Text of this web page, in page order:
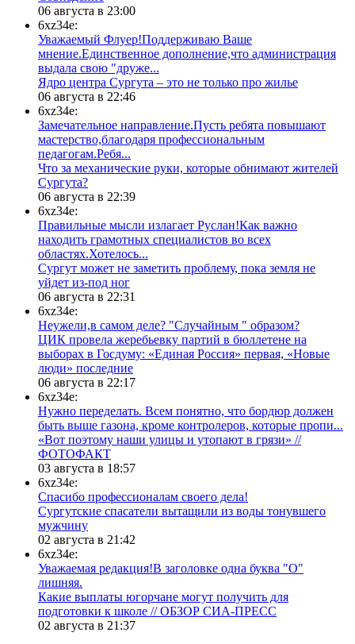
06 августа в 23:00
6xz34e:
Уважаемый Флуер!Поддерживаю Ваше
мнение.Единственное дополнение,что администрация
выдала свою "друже...
​Ядро центра Сургута ‒ это не только про жилье
06 августа в 22:46
6xz34e:
Замечательное направление.Пусть ребята повышают
мастерство,благодаря профессиональным
педагогам.Ребя...
​Что за механические руки, которые обнимают жителей
Сургута?
06 августа в 22:39
6xz34e:
Правильные мысли излагает Руслан!Как важно
находить грамотных специалистов во всех
областях.Хотелось...
Сургут может не заметить проблему, пока земля не
уйдет из-под ног
06 августа в 22:31
6xz34e:
Неужели,в самом деле? "Случайным " образом?
ЦИК провела жеребьевку партий в бюллетене на
выборах в Госдуму: «Единая Россия» первая, «Новые
люди» последние
06 августа в 22:17
6xz34e:
Нужно переделать. Всем понятно, что бордюр должен
быть выше газона, кроме контролеров, которые пропи...
«Вот поэтому наши улицы и утопают в грязи» //
ФОТОФАКТ
03 августа в 18:57
6xz34e:
Спасибо профессионалам своего дела!
Сургутские спасатели вытащили из воды тонувшего
мужчину
02 августа в 21:42
6xz34e:
Уважаемая редакция!В заголовке одна буква "О"
лишняя.
Какие выплаты югорчане могут получить для
подготовки к школе // ОБЗОР СИА-ПРЕСС
02 августа в 21:37